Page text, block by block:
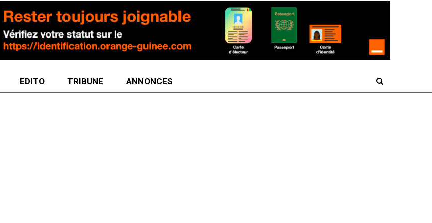
EDITO TRIBUNE ANNONCES